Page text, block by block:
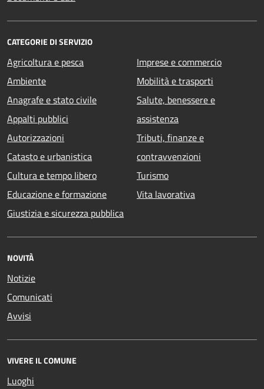
CATEGORIE DI SERVIZIO
Agricoltura e pesca
Ambiente
Anagrafe e stato civile
Appalti pubblici
Autorizzazioni
Catasto e urbanistica
Cultura e tempo libero
Educazione e formazione
Giustizia e sicurezza pubblica
Imprese e commercio
Mobilità e trasporti
Salute, benessere e
assistenza
Tributi, finanze e
contravvenzioni
Turismo
Vita lavorativa
NOVITÀ
Notizie
Comunicati
Avvisi
VIVERE IL COMUNE
Luoghi